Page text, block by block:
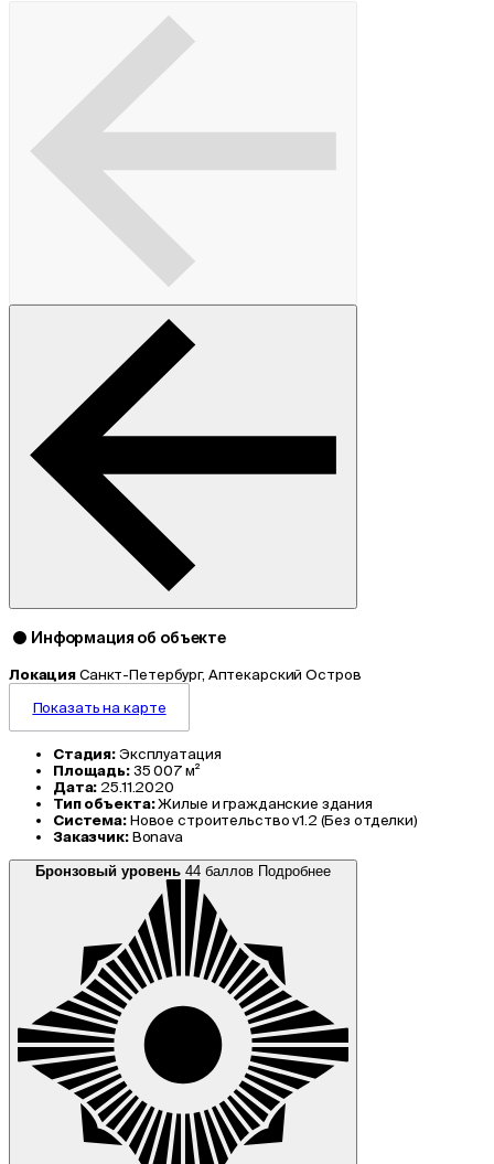
Информация об объекте
Локация Санкт-Петербург, Аптекарский Остров
Показать на карте
Стадия: Эксплуатация
Площадь: 35 007 м²
Дата: 25.11.2020
Тип объекта:Жилые и гражданские здания
Система: Новое строительство v1.2 (Без отделки)
Заказчик: Bonava
Бронзовый уровень 44 баллов Подробнее